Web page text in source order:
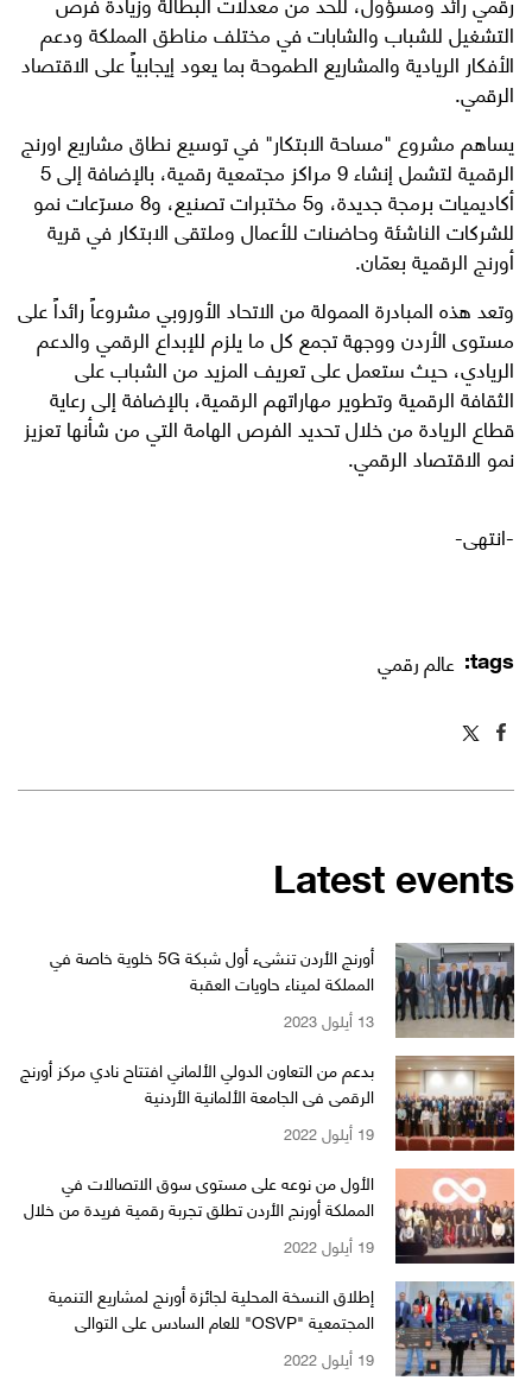
التشغيل للشباب والشابات في مختلف مناطق المملكة ودعم
الأفكار الريادية والمشاريع الطموحة بما يعود إيجابياً على الاقتصاد
الرقمي.
يساهم مشروع "مساحة الابتكار" في توسيع نطاق مشاريع اورنج
الرقمية لتشمل إنشاء 9 مراكز مجتمعية رقمية، بالإضافة إلى 5
أكاديميات برمجة جديدة، و5 مختبرات تصنيع، و8 مسرّعات نمو
للشركات الناشئة وحاضنات للأعمال وملتقى الابتكار في قرية
أورنج الرقمية بعمّان.
وتعد هذه المبادرة الممولة من الاتحاد الأوروبي مشروعاً رائداً على
مستوى الأردن ووجهة تجمع كل ما يلزم للإبداع الرقمي والدعم
الريادي، حيث ستعمل على تعريف المزيد من الشباب على
الثقافة الرقمية وتطوير مهاراتهم الرقمية، بالإضافة إلى رعاية
قطاع الريادة من خلال تحديد الفرص الهامة التي من شأنها تعزيز
نمو الاقتصاد الرقمي.
-انتهى-
tags: عالم رقمي
Latest events
أورنج الأردن تنشىء أول شبكة 5G خلوية خاصة في
المملكة لميناء حاويات العقبة
13 أيلول 2023
بدعم من التعاون الدولي الألماني افتتاح نادي مركز أورنج
الرقمي في الجامعة الألمانية الأردنية
19 أيلول 2022
الأول من نوعه على مستوى سوق الاتصالات في
المملكة أورنج الأردن تطلق تجربة رقمية فريدة من خلال
تطبيق "jood Orange"19 أيلول 2022
إطلاق النسخة المحلية لجائزة أورنج لمشاريع التنمية
المجتمعية "OSVP" للعام السادس على التوالي
19 أيلول 2022